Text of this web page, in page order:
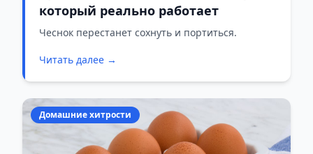
который реально работает
Чеснок перестанет сохнуть и портиться.
Читать далее →
Домашние хитрости